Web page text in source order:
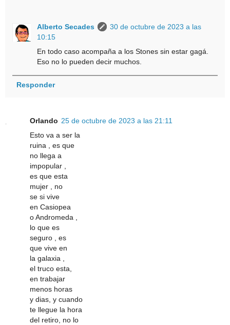
Alberto Secades
30 de octubre de 2023 a las
10:15
En todo caso acompaña a los Stones sin estar gagá.
Eso no lo pueden decir muchos.
Responder
Orlando 25 de octubre de 2023 a las 21:11
Esto va a ser la
ruina , es que
no llega a
impopular ,
es que esta
mujer , no
se si vive
en Casiopea
o Andromeda ,
lo que es
seguro , es
que vive en
la galaxia ,
el truco esta,
en trabajar
menos horas
y dias, y cuando
te llegue la hora
del retiro, no lo